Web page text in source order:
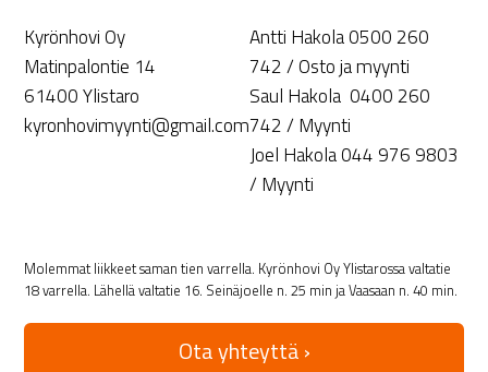
Kyrönhovi Oy
Matinpalontie 14
61400 Ylistaro
kyronhovimyynti@gmail.com
Antti Hakola 0500 260
742 / Osto ja myynti
Saul Hakola 0400 260
742 / Myynti
Joel Hakola 044 976 9803
/ Myynti
Molemmat liikkeet saman tien varrella. Kyrönhovi Oy Ylistarossa valtatie
18 varrella. Lähellä valtatie 16. Seinäjoelle n. 25 min ja Vaasaan n. 40 min.
Ota yhteyttä ›